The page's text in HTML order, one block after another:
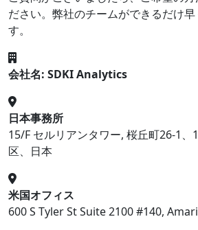
ださい。弊社のチームができるだけ
す。
会社名: SDKI Analytics
日本事務所
15/F セルリアンタワー, 桜丘町26-1、
区、日本
米国オフィス
600 S Tyler St Suite 2100 #140,